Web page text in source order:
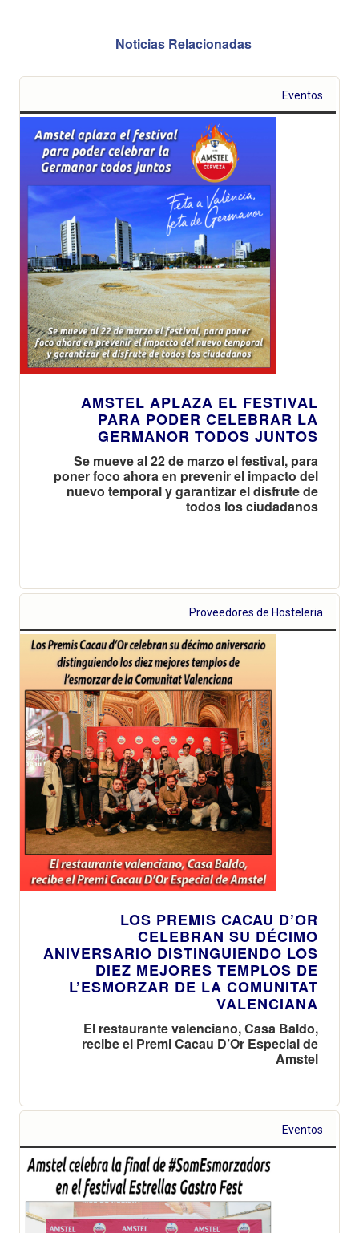
Noticias Relacionadas
Eventos
AMSTEL APLAZA EL FESTIVAL
PARA PODER CELEBRAR LA
GERMANOR TODOS JUNTOS
Se mueve al 22 de marzo el festival, para
poner foco ahora en prevenir el impacto del
nuevo temporal y garantizar el disfrute de
todos los ciudadanos
Proveedores de Hosteleria
LOS PREMIS CACAU D’OR
CELEBRAN SU DÉCIMO
ANIVERSARIO DISTINGUIENDO LOS
DIEZ MEJORES TEMPLOS DE
L’ESMORZAR DE LA COMUNITAT
VALENCIANA
El restaurante valenciano, Casa Baldo,
recibe el Premi Cacau D’Or Especial de
Amstel
Eventos